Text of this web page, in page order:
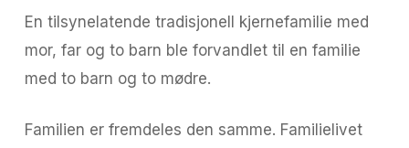
En tilsynelatende tradisjonell kjernefamilie med
mor, far og to barn ble forvandlet til en familie
med to barn og to mødre.
Familien er fremdeles den samme. Familielivet